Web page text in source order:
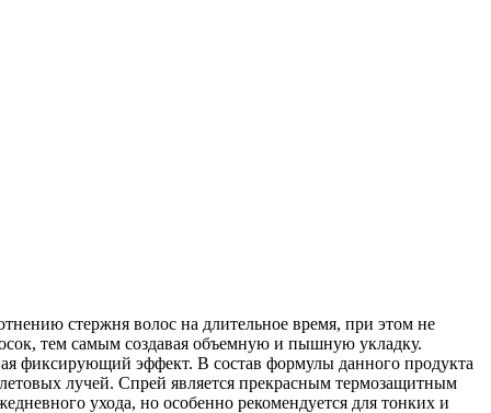
стержня волос на длительное время, при этом не
тем самым создавая объемную и пышную укладку.
фиксирующий эффект. В состав формулы данного продукта
лучей. Спрей является прекрасным термозащитным
ухода, но особенно рекомендуется для тонких и